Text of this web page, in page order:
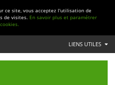
ce site, vous acceptez l'utilisation de
de visites. En savoir plus et paramétrer
LIENS UTILES